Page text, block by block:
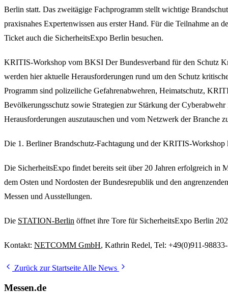
Berlin statt. Das zweitägige Fachprogramm stellt wichtige
praxisnahes Expertenwissen aus erster Hand. Für die Teilnahme
Ticket auch die SicherheitsExpo Berlin besuchen.
KRITIS-Workshop vom BKSI Der Bundesverband für den Schutz
werden hier aktuelle Herausforderungen rund um den Schutz
Programm sind polizeiliche Gefahrenabwehren, Heimatschutz,
Bevölkerungsschutz sowie Strategien zur Stärkung der
Herausforderungen auszutauschen und vom Netzwerk der
Die 1. Berliner Brandschutz-Fachtagung und der KRITIS-Workshop
Die SicherheitsExpo findet bereits seit über 20 Jahren erfolgreich in
dem Osten und Nordosten der Bundesrepublik und den
Messen und Ausstellungen.
Die STATION-Berlin öffnet ihre Tore für SicherheitsExpo Berlin
Kontakt: NETCOMM GmbH, Kathrin Redel, Tel: +49(0)911-
Zurück zur Startseite Alle News
Messen.de